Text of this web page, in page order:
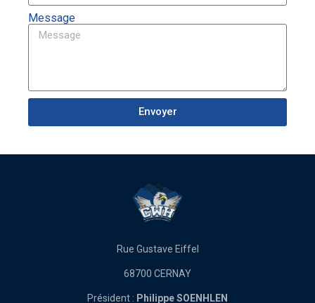
Message
Envoyer
Rue Gustave Eiffel
68700 CERNAY
Président : Philippe SOENHLEN